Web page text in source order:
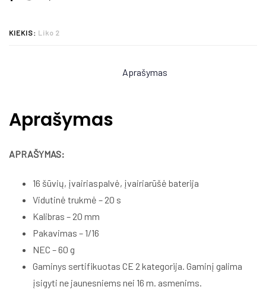
KIEKIS: Liko 2
Aprašymas
Aprašymas
APRAŠYMAS:
16 šūvių, įvairiaspalvė, įvairiarūšė baterija
Vidutinė trukmė – 20 s
Kalibras – 20 mm
Pakavimas – 1/16
NEC – 60 g
Gaminys sertifikuotas CE 2 kategorija. Gaminį galima
įsigyti ne jaunesniems nei 16 m. asmenims.